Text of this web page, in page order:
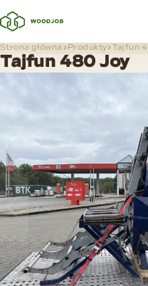
Strona główna Produkty Tajfun
Tajfun 480 Joy